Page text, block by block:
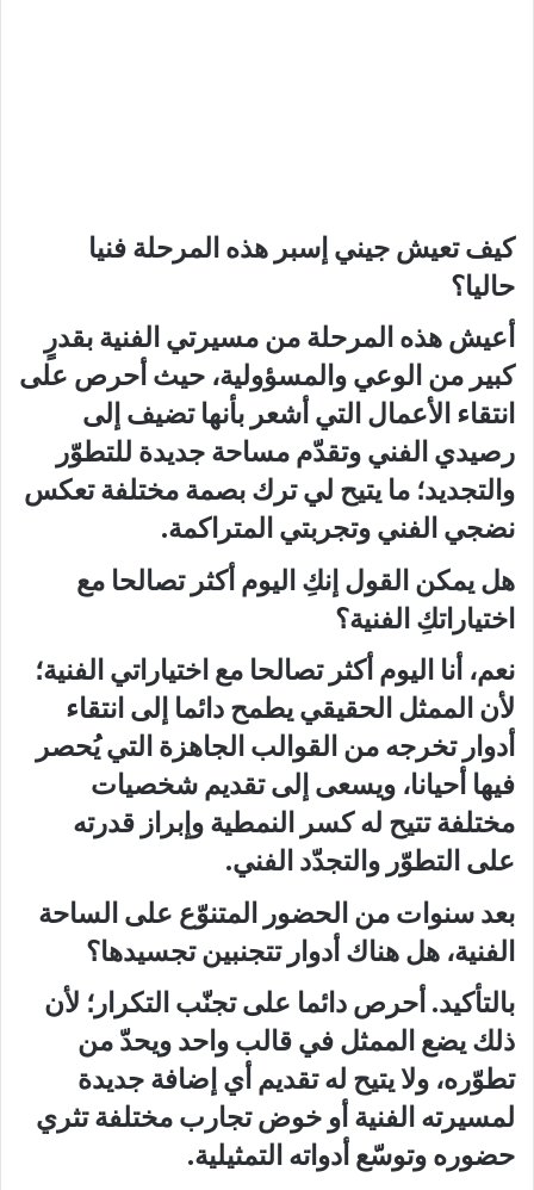
كيف تعيش جيني إسبر هذه المرحلة فنيا
حاليا؟
أعيش هذه المرحلة من مسيرتي الفنية بقدرٍ
كبير من الوعي والمسؤولية، حيث أحرص على
انتقاء الأعمال التي أشعر بأنها تضيف إلى
رصيدي الفني وتقدّم مساحة جديدة للتطوّر
والتجديد؛ ما يتيح لي ترك بصمة مختلفة تعكس
نضجي الفني وتجربتي المتراكمة.
هل يمكن القول إنكِ اليوم أكثر تصالحا مع
اختياراتكِ الفنية؟
نعم، أنا اليوم أكثر تصالحا مع اختياراتي الفنية؛
لأن الممثل الحقيقي يطمح دائما إلى انتقاء
أدوار تخرجه من القوالب الجاهزة التي يُحصر
فيها أحيانا، ويسعى إلى تقديم شخصيات
مختلفة تتيح له كسر النمطية وإبراز قدرته
على التطوّر والتجدّد الفني.
بعد سنوات من الحضور المتنوّع على الساحة
الفنية، هل هناك أدوار تتجنبين تجسيدها؟
بالتأكيد. أحرص دائما على تجنّب التكرار؛ لأن
ذلك يضع الممثل في قالب واحد ويحدّ من
تطوّره، ولا يتيح له تقديم أي إضافة جديدة
لمسيرته الفنية أو خوض تجارب مختلفة تثري
حضوره وتوسّع أدواته التمثيلية.